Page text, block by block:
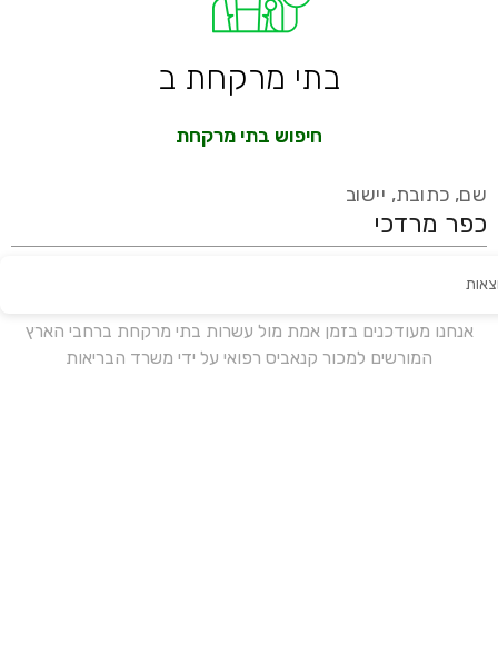
בתי מרקחת ב
חיפוש בתי מרקחת
שם, כתובת, יישוב
אנחנו מעודכנים בזמן אמת מול עשרות בתי מרקחת ברחבי הארץ
המורשים למכור קנאביס רפואי על ידי משרד הבריאות